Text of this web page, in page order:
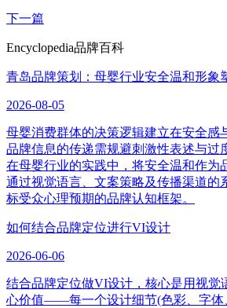
下一篇
Encyclopedia品牌百科
青岛品牌策划：母婴行业安全温和形象
2026-08-05
母婴消费群体的决策逻辑建立在安全感
品牌信息的传递需规避刺激性表述与过
在母婴行业的实践中，将安全温和作为
通过视觉语言、文案策略及传播渠道的
标受众心理预期的品牌认知框架。
如何结合品牌定位进行VI设计
2026-06-06
结合品牌定位做VI设计，核心是用视觉
心价值——每一个设计细节(色彩、字体